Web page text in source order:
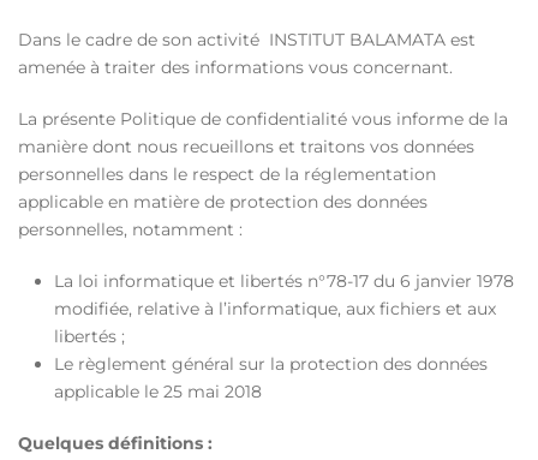
Dans le cadre de son activité INSTITUT BALAMATA est
amenée à traiter des informations vous concernant.
La présente Politique de confidentialité vous informe de la
manière dont nous recueillons et traitons vos données
personnelles dans le respect de la réglementation
applicable en matière de protection des données
personnelles, notamment :
La loi informatique et libertés n°78-17 du 6 janvier 1978
modifiée, relative à l’informatique, aux fichiers et aux
libertés ;
Le règlement général sur la protection des données
applicable le 25 mai 2018
Quelques définitions :